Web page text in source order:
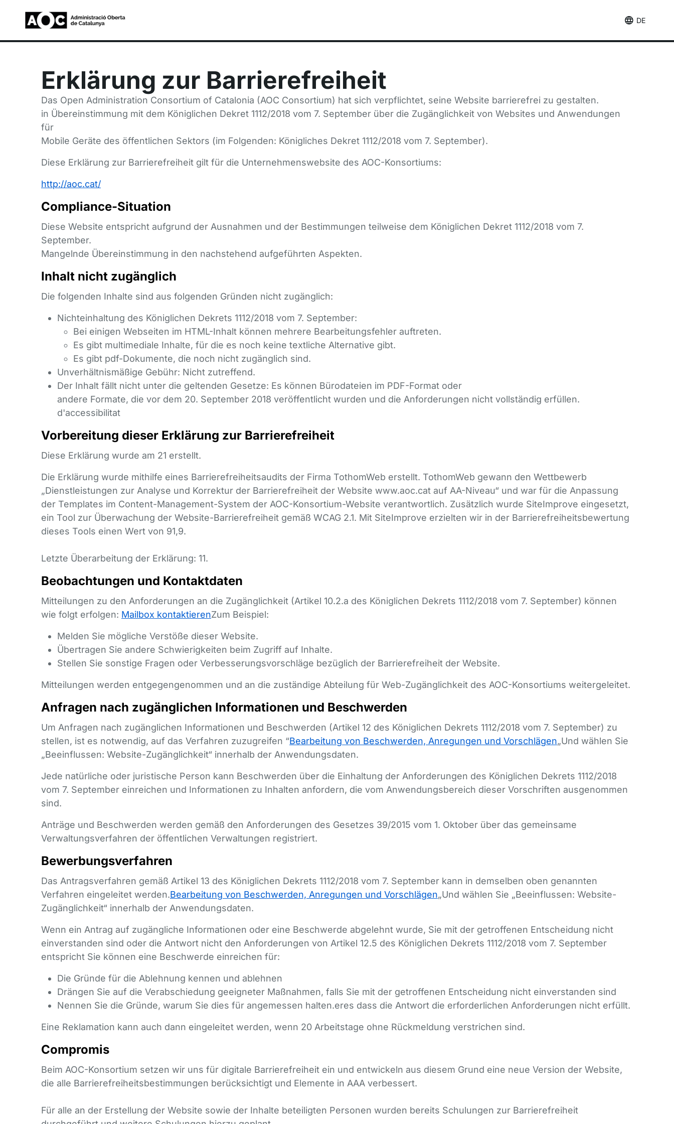
DE
Barrierefreiheit
Erklärung zur Barrierefreiheit
Das Open Administration Consortium of Catalonia (AOC Consortium) hat sich verpflichtet, seine Website barrierefrei zu gestalten.
in Übereinstimmung mit dem Königlichen Dekret 1112/2018 vom 7. September über die Zugänglichkeit von Websites und Anwendungen
für
Mobile Geräte des öffentlichen Sektors (im Folgenden: Königliches Dekret 1112/2018 vom 7. September).
Diese Erklärung zur Barrierefreiheit gilt für die Unternehmenswebsite des AOC-Konsortiums:
http://aoc.cat/
Compliance-Situation
Diese Website entspricht aufgrund der Ausnahmen und der Bestimmungen teilweise dem Königlichen Dekret 1112/2018 vom 7.
September.
Mangelnde Übereinstimmung in den nachstehend aufgeführten Aspekten.
Inhalt nicht zugänglich
Die folgenden Inhalte sind aus folgenden Gründen nicht zugänglich:
Nichteinhaltung des Königlichen Dekrets 1112/2018 vom 7. September:
Bei einigen Webseiten im HTML-Inhalt können mehrere Bearbeitungsfehler auftreten.
Es gibt multimediale Inhalte, für die es noch keine textliche Alternative gibt.
Es gibt pdf-Dokumente, die noch nicht zugänglich sind.
Unverhältnismäßige Gebühr: Nicht zutreffend.
Der Inhalt fällt nicht unter die geltenden Gesetze: Es können Bürodateien im PDF-Format oder
andere Formate, die vor dem 20. September 2018 veröffentlicht wurden und die Anforderungen nicht vollständig erfüllen.
d'accessibilitat
Vorbereitung dieser Erklärung zur Barrierefreiheit
Diese Erklärung wurde am 21 erstellt.
Die Erklärung wurde mithilfe eines Barrierefreiheitsaudits der Firma TothomWeb erstellt. TothomWeb gewann den Wettbewerb
„Dienstleistungen zur Analyse und Korrektur der Barrierefreiheit der Website www.aoc.cat auf AA-Niveau“ und war für die Anpassung
der Templates im Content-Management-System der AOC-Konsortium-Website verantwortlich. Zusätzlich wurde SiteImprove eingesetzt,
ein Tool zur Überwachung der Website-Barrierefreiheit gemäß WCAG 2.1. Mit SiteImprove erzielten wir in der Barrierefreiheitsbewertung
dieses Tools einen Wert von 91,9.
Letzte Überarbeitung der Erklärung: 11.
Beobachtungen und Kontaktdaten
Mitteilungen zu den Anforderungen an die Zugänglichkeit (Artikel 10.2.a des Königlichen Dekrets 1112/2018 vom 7. September) können
wie folgt erfolgen: Mailbox kontaktierenZum Beispiel:
Melden Sie mögliche Verstöße dieser Website.
Übertragen Sie andere Schwierigkeiten beim Zugriff auf Inhalte.
Stellen Sie sonstige Fragen oder Verbesserungsvorschläge bezüglich der Barrierefreiheit der Website.
Mitteilungen werden entgegengenommen und an die zuständige Abteilung für Web-Zugänglichkeit des AOC-Konsortiums weitergeleitet.
Anfragen nach zugänglichen Informationen und Beschwerden
Um Anfragen nach zugänglichen Informationen und Beschwerden (Artikel 12 des Königlichen Dekrets 1112/2018 vom 7. September) zu
stellen, ist es notwendig, auf das Verfahren zuzugreifen “Bearbeitung von Beschwerden, Anregungen und Vorschlägen„Und wählen Sie
„Beeinflussen: Website-Zugänglichkeit“ innerhalb der Anwendungsdaten.
Jede natürliche oder juristische Person kann Beschwerden über die Einhaltung der Anforderungen des Königlichen Dekrets 1112/2018
vom 7. September einreichen und Informationen zu Inhalten anfordern, die vom Anwendungsbereich dieser Vorschriften ausgenommen
sind.
Anträge und Beschwerden werden gemäß den Anforderungen des Gesetzes 39/2015 vom 1. Oktober über das gemeinsame
Verwaltungsverfahren der öffentlichen Verwaltungen registriert.
Bewerbungsverfahren
Das Antragsverfahren gemäß Artikel 13 des Königlichen Dekrets 1112/2018 vom 7. September kann in demselben oben genannten
Verfahren eingeleitet werden.Bearbeitung von Beschwerden, Anregungen und Vorschlägen„Und wählen Sie „Beeinflussen: Website-
Zugänglichkeit“ innerhalb der Anwendungsdaten.
Wenn ein Antrag auf zugängliche Informationen oder eine Beschwerde abgelehnt wurde, Sie mit der getroffenen Entscheidung nicht
einverstanden sind oder die Antwort nicht den Anforderungen von Artikel 12.5 des Königlichen Dekrets 1112/2018 vom 7. September
entspricht Sie können eine Beschwerde einreichen für:
Die Gründe für die Ablehnung kennen und ablehnen
Drängen Sie auf die Verabschiedung geeigneter Maßnahmen, falls Sie mit der getroffenen Entscheidung nicht einverstanden sind
Nennen Sie die Gründe, warum Sie dies für angemessen halten.eres dass die Antwort die erforderlichen Anforderungen nicht erfüllt.
Eine Reklamation kann auch dann eingeleitet werden, wenn 20 Arbeitstage ohne Rückmeldung verstrichen sind.
Compromis
Beim AOC-Konsortium setzen wir uns für digitale Barrierefreiheit ein und entwickeln aus diesem Grund eine neue Version der Website,
die alle Barrierefreiheitsbestimmungen berücksichtigt und Elemente in AAA verbessert.
Für alle an der Erstellung der Website sowie der Inhalte beteiligten Personen wurden bereits Schulungen zur Barrierefreiheit